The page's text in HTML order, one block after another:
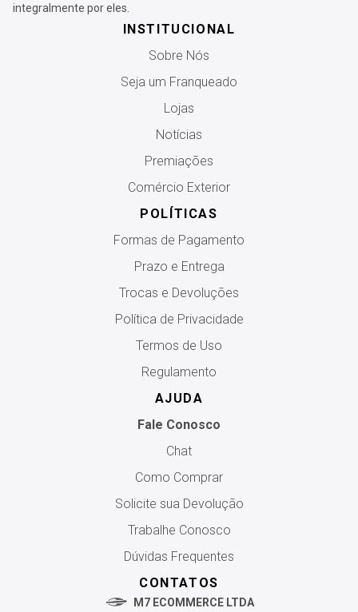
integralmente por eles.
INSTITUCIONAL
Sobre Nós
Seja um Franqueado
Lojas
Notícias
Premiações
Comércio Exterior
POLÍTICAS
Formas de Pagamento
Prazo e Entrega
Trocas e Devoluções
Política de Privacidade
Termos de Uso
Regulamento
AJUDA
Fale Conosco
Chat
Como Comprar
Solicite sua Devolução
Trabalhe Conosco
Dúvidas Frequentes
CONTATOS
M7 ECOMMERCE LTDA